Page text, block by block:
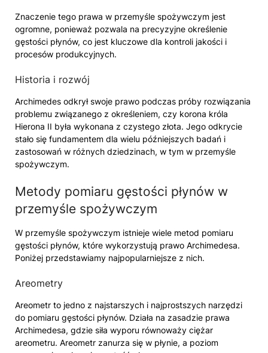
Znaczenie tego prawa w przemyśle spożywczym jest
ogromne, ponieważ pozwala na precyzyjne określenie
gęstości płynów, co jest kluczowe dla kontroli jakości i
procesów produkcyjnych.
Historia i rozwój
Archimedes odkrył swoje prawo podczas próby rozwiązania
problemu związanego z określeniem, czy korona króla
Hierona II była wykonana z czystego złota. Jego odkrycie
stało się fundamentem dla wielu późniejszych badań i
zastosowań w różnych dziedzinach, w tym w przemyśle
spożywczym.
Metody pomiaru gęstości płynów w
przemyśle spożywczym
W przemyśle spożywczym istnieje wiele metod pomiaru
gęstości płynów, które wykorzystują prawo Archimedesa.
Poniżej przedstawiamy najpopularniejsze z nich.
Areometry
Areometr to jedno z najstarszych i najprostszych narzędzi
do pomiaru gęstości płynów. Działa na zasadzie prawa
Archimedesa, gdzie siła wyporu równoważy ciężar
areometru. Areometr zanurza się w płynie, a poziom